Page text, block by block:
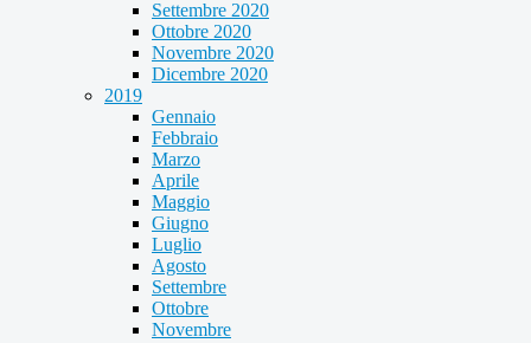
Settembre 2020
Ottobre 2020
Novembre 2020
Dicembre 2020
2019
Gennaio
Febbraio
Marzo
Aprile
Maggio
Giugno
Luglio
Agosto
Settembre
Ottobre
Novembre